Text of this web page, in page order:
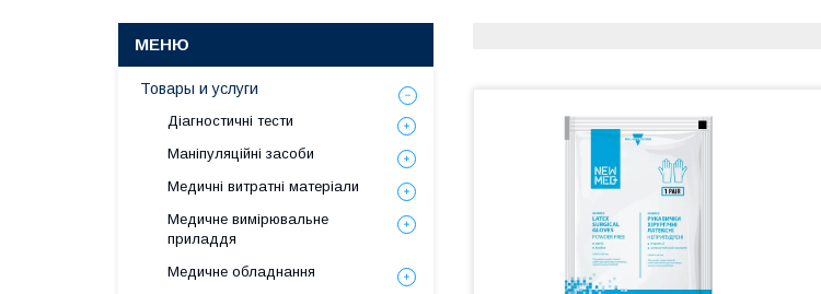
Товары и услуги
Діагностичні тести
Маніпуляційні засоби
Медичні витратні матеріали
Медичне вимірювальне
приладдя
Медичне обладнання